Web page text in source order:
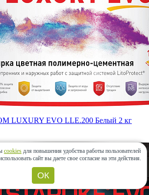
LUXURY EVO LLE.200 Белый 2 кг
cookies для повышения удобства работы пользователей
сайт вы даете свое согласие на эти действия.
ОК